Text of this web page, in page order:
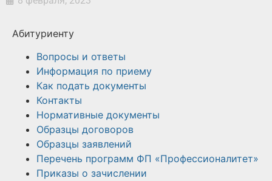
Абитуриенту
Вопросы и ответы
Информация по приему
Как подать документы
Контакты
Нормативные документы
Образцы договоров
Образцы заявлений
Перечень программ ФП «Профессионалитет»
Приказы о зачислении